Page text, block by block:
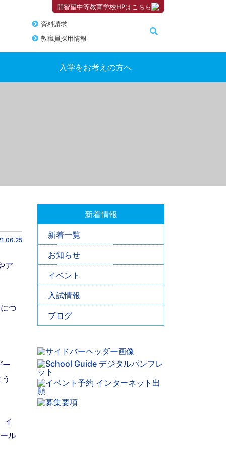
開智望中等教育学校HPはこちら
資料請求
教職員採用情報
入学をお考えの方へ
新着情報
新着一覧
お知らせ
イベント
入試情報
ブログ
ア
つ
ー
イ
ル